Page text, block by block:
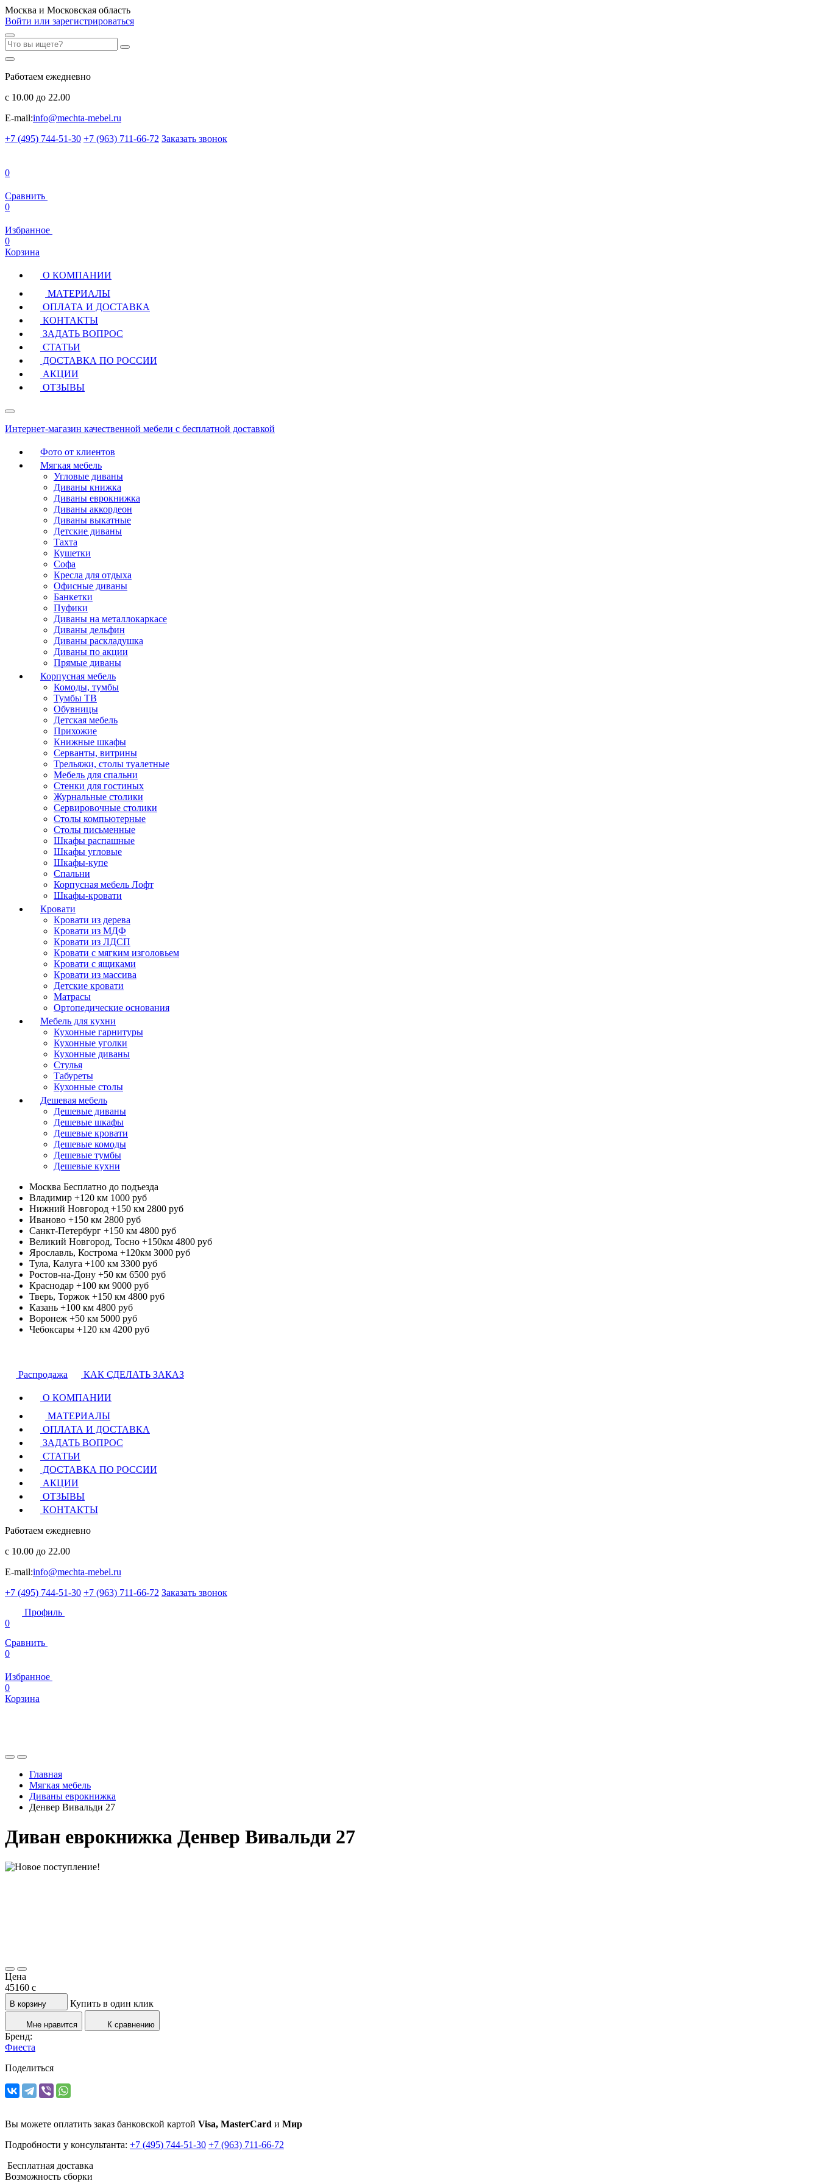
Москва и Московская область
Войти или зарегистрироваться
Работаем ежедневно
с 10.00 до 22.00
E-mail:info@mechta-mebel.ru
+7 (495) 744-51-30 +7 (963) 711-66-72 Заказать звонок
0
Сравнить
0
Избранное
0
Корзина
О КОМПАНИИ
МАТЕРИАЛЫ
ОПЛАТА И ДОСТАВКА
КОНТАКТЫ
ЗАДАТЬ ВОПРОС
СТАТЬИ
ДОСТАВКА ПО РОССИИ
АКЦИИ
ОТЗЫВЫ
Интернет-магазин качественной мебели с бесплатной доставкой
Фото от клиентов
Мягкая мебель
Угловые диваны
Диваны книжка
Диваны еврокнижка
Диваны аккордеон
Диваны выкатные
Детские диваны
Тахта
Кушетки
Софа
Кресла для отдыха
Офисные диваны
Банкетки
Пуфики
Диваны на металлокаркасе
Диваны дельфин
Диваны раскладушка
Диваны по акции
Прямые диваны
Корпусная мебель
Комоды, тумбы
Тумбы ТВ
Обувницы
Детская мебель
Прихожие
Книжные шкафы
Серванты, витрины
Трельяжи, столы туалетные
Мебель для спальни
Стенки для гостиных
Журнальные столики
Сервировочные столики
Столы компьютерные
Столы письменные
Шкафы распашные
Шкафы угловые
Шкафы-купе
Спальни
Корпусная мебель Лофт
Шкафы-кровати
Кровати
Кровати из дерева
Кровати из МДФ
Кровати из ЛДСП
Кровати с мягким изголовьем
Кровати с ящиками
Кровати из массива
Детские кровати
Матрасы
Ортопедические основания
Мебель для кухни
Кухонные гарнитуры
Кухонные уголки
Кухонные диваны
Стулья
Табуреты
Кухонные столы
Дешевая мебель
Дешевые диваны
Дешевые шкафы
Дешевые кровати
Дешевые комоды
Дешевые тумбы
Дешевые кухни
Москва Бесплатно до подъезда
Владимир +120 км 1000 руб
Нижний Новгород +150 км 2800 руб
Иваново +150 км 2800 руб
Санкт-Петербург +150 км 4800 руб
Великий Новгород, Тосно +150км 4800 руб
Ярославль, Кострома +120км 3000 руб
Тула, Калуга +100 км 3300 руб
Ростов-на-Дону +50 км 6500 руб
Краснодар +100 км 9000 руб
Тверь, Торжок +150 км 4800 руб
Казань +100 км 4800 руб
Воронеж +50 км 5000 руб
Чебоксары +120 км 4200 руб
Распродажа КАК СДЕЛАТЬ ЗАКАЗ
О КОМПАНИИ
МАТЕРИАЛЫ
ОПЛАТА И ДОСТАВКА
ЗАДАТЬ ВОПРОС
СТАТЬИ
ДОСТАВКА ПО РОССИИ
АКЦИИ
ОТЗЫВЫ
КОНТАКТЫ
Работаем ежедневно
с 10.00 до 22.00
E-mail:info@mechta-mebel.ru
+7 (495) 744-51-30 +7 (963) 711-66-72 Заказать звонок
Профиль
0
Сравнить
0
Избранное
0
Корзина
Главная
Мягкая мебель
Диваны еврокнижка
Денвер Вивальди 27
Диван еврокнижка Денвер Вивальди 27
Цена
45160 c
В корзину Купить в один клик
Мне нравится К сравнению
Бренд:
Фиеста
Поделиться
Вы можете оплатить заказ банковской картой Visa, MasterCard и Мир
Подробности у консультанта: +7 (495) 744-51-30 +7 (963) 711-66-72
Бесплатная доставка
Возможность сборки